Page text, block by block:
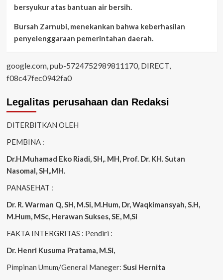
bersyukur atas bantuan air bersih.
Bursah Zarnubi, menekankan bahwa keberhasilan
penyelenggaraan pemerintahan daerah.
google.com, pub-5724752989811170, DIRECT,
f08c47fec0942fa0
Legalitas perusahaan dan Redaksi
DITERBITKAN OLEH
PEMBINA :
Dr.H.Muhamad Eko Riadi , SH,. MH , Prof. Dr. KH. Sutan
Nasomal, SH,.MH.
PANASEHAT :
Dr. R. Warman Q, SH, M.Si, M.Hum Dr, Waqkimansyah, S.H,
M.Hum, MSc, Herawan Sukses, SE, M,Si
FAKTA INTERGRITAS : Pendiri :
Dr. Henri Kusuma Pratama, M.Si
Pimpinan Umum/General Maneger: Susi Hernita